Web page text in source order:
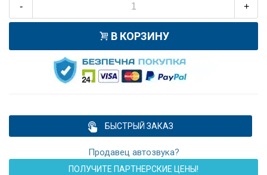
- +
В КОРЗИНУ
БЫСТРЫЙ ЗАКАЗ
Продавец автозвука?
ПОЛУЧИТЕ ПАРТНЕРСКИЕ ЦЕНЫ!